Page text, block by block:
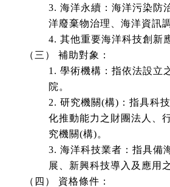
3. 海洋永續：海洋污染防
洋廢棄物治理、海洋資訊
4. 其他重要海洋科技創新
（三） 補助對象：
1. 學術機構：指依法設立
院。
2. 研究機關(構)：指具科
化推動能力之財團法人、
究機關(構)。
3. 海洋科技業者：指具備
展、新興科技導入及應用
（四） 資格條件：